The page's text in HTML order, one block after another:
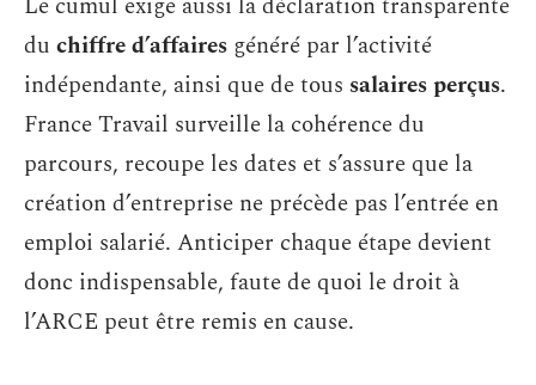
du chiffre d’affaires généré par l’activité
indépendante, ainsi que de tous salaires perçus.
France Travail surveille la cohérence du
parcours, recoupe les dates et s’assure que la
création d’entreprise ne précède pas l’entrée en
emploi salarié. Anticiper chaque étape devient
donc indispensable, faute de quoi le droit à
l’ARCE peut être remis en cause.